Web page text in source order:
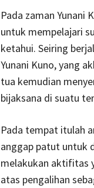
Pada zaman Yunani
untuk mempelajari
ketahui. Seiring
Yunani Kuno, yang
tua kemudian
bijaksana di suatu
Pada tempat itulah
anggap patut untuk
melakukan aktifitas
atas pengalihan